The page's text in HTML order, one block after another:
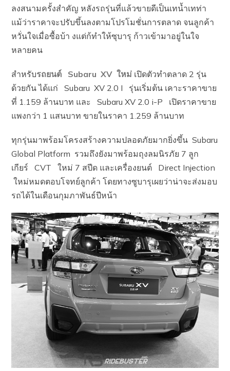
ลงสนามครั้งสำคัญ หลังรถรุ่นที่แล้วขายดีเป็นเทน้ำเทท่า
แม้ว่าราคาจะปรับขึ้นลงตามโปรโมชั่นการตลาด จนลูกค้า
หวั่นใจเมื่อซื้อบ้า งแต่ก้ทำให้ซุบารุ ก้าวเข้ามาอยู่ในใจ
หลายคน
สำหรับรถยนต์ Subaru XV ใหม่ เปิดตัวทำตลาด 2 รุ่น
ด้วยกัน ได้แก่ Subaru XV 2.0 I รุ่นเริ่มต้น เคาะราคาขาย
ที่ 1.159 ล้านบาท และ Subaru XV 2.0 i-P เปิดราคาขาย
แพงกว่า 1 แสนบาท ขายในราคา 1.259 ล้านบาท
ทุกรุ่นมาพร้อมโครงสร้างความปลอดภัยมากยิ่งขึ้น Subaru
Global Platform รวมถึงยังมาพร้อมถุงลมนิรภัย 7 ลูก
เกียร์ CVT ใหม่ 7 สปีด และเครื่องยนต์ Direct Injection
ใหม่หมดตอบโจทย์ลูกค้า โดยทางซูบารุเผยว่าน่าจะส่งมอบ
รถได้ในเดือนกุมภาพันธ์ปีหน้า